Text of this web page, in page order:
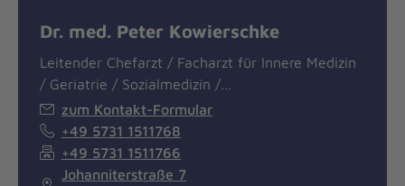
Dr. med. Peter Kowierschke
Leitender Chefarzt / Facharzt für Innere Medizin
/ Geriatrie / Sozialmedizin /…
zum Kontakt-Formular
+49 5731 1511768
+49 5731 1511766
Johanniterstraße 7